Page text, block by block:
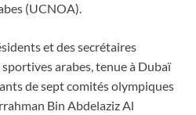
(UCNOA).
et des secrétaires
arabes, tenue à Dubaï
de sept comités olympiques
Bin Abdelaziz Al